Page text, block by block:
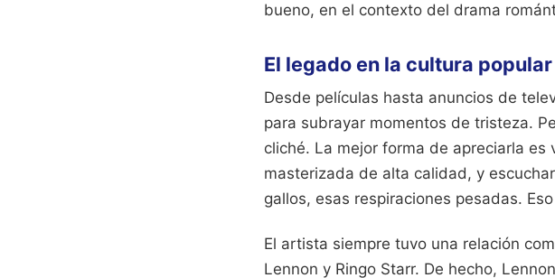
bueno, en el contexto del drama
El legado en la cultura popular
Desde películas hasta anuncios de
para subrayar momentos de tristeza.
cliché. La mejor forma de apreciarla es
masterizada de alta calidad, y
gallos, esas respiraciones pesadas.
El artista siempre tuvo una relación
Lennon y Ringo Starr. De hecho,